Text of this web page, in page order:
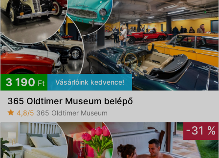
3 190 Ft Vásárlóink kedvence!
365 Oldtimer Museum belépő
4,8/5 365 Oldtimer Museum
-31 %